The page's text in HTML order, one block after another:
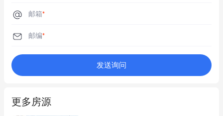
邮箱*
邮编*
发送询问
更多房源